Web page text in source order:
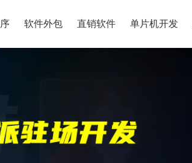
软件外包 直销软件 单片机开发